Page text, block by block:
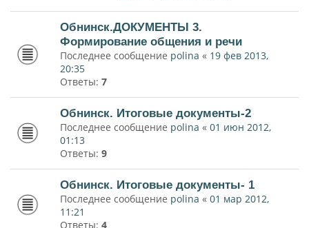
Обнинск.ДОКУМЕНТЫ 3.
Формирование общения и речи
Последнее сообщение polina « 19 фев 2013,
20:35
Ответы: 7
Обнинск. Итоговые документы-2
Последнее сообщение polina « 01 июн 2012,
01:13
Ответы: 9
Обнинск. Итоговые документы- 1
Последнее сообщение polina « 01 мар 2012,
11:21
Ответы: 4